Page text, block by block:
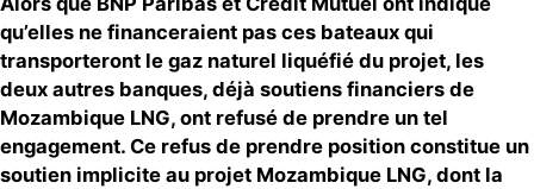
qu’elles ne financeraient pas ces bateaux qui
transporteront le gaz naturel liquéfié du projet, les
deux autres banques, déjà soutiens financiers de
Mozambique LNG, ont refusé de prendre un tel
engagement. Ce refus de prendre position constitue un
soutien implicite au projet Mozambique LNG, dont la